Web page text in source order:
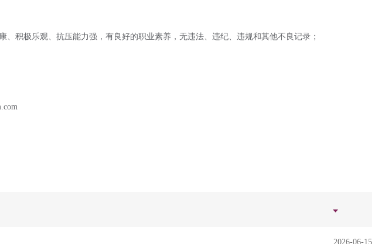
积极乐观、抗压能力强，有良好的职业素养，无违法、违纪、违规和其他不良记录；
2026-06-15